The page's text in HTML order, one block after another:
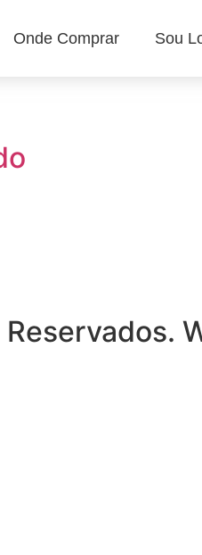
Onde Comprar Sou